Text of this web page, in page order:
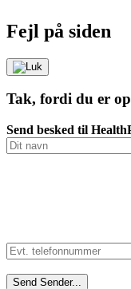
Fejl på siden
Tak, fordi du er
Send besked til
Send Sender...